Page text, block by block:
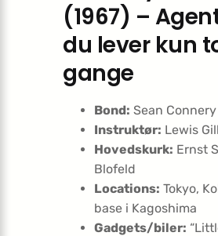
(1967) –
du lever kun
gange
Bond: Sean Connery
Instruktør: Lewis
Hovedskurk: Ernst
Blofeld
Locations: Tokyo,
base i Kagoshima
Gadgets/biler: